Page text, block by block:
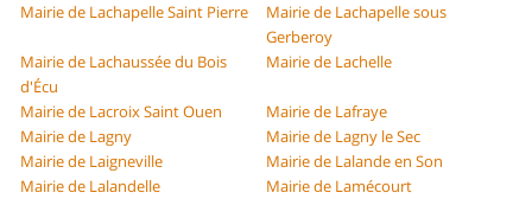
Mairie de Lachapelle Saint Pierre
Mairie de Lachapelle sous
Gerberoy
Mairie de Lachaussée du Bois
d'Écu
Mairie de Lachelle
Mairie de Lacroix Saint Ouen
Mairie de Lafraye
Mairie de Lagny
Mairie de Lagny le Sec
Mairie de Laigneville
Mairie de Lalande en Son
Mairie de Lalandelle
Mairie de Lamécourt